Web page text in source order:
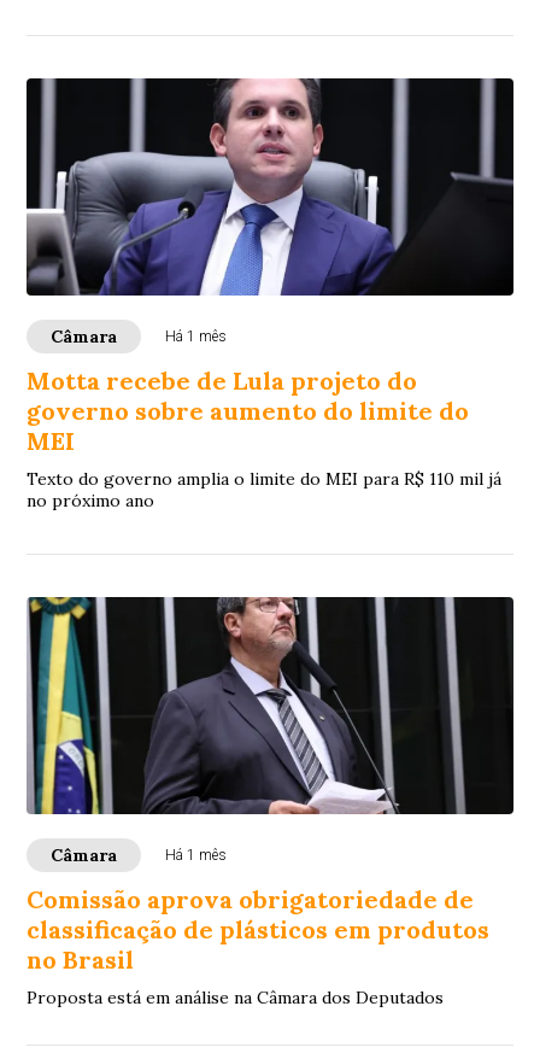
Câmara Há 1 mês
Motta recebe de Lula projeto do
governo sobre aumento do limite do
MEI
Texto do governo amplia o limite do MEI para R$ 110 mil já
no próximo ano
Câmara Há 1 mês
Comissão aprova obrigatoriedade de
classificação de plásticos em produtos
no Brasil
Proposta está em análise na Câmara dos Deputados